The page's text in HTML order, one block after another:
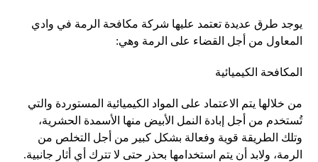
يوجد طرق عديدة تعتمد عليها شركة مكافحة الرمة في وادي
المعاول من أجل القضاء على الرمة وهي:
المكافحة الكيميائية
من خلالها يتم الاعتماد على المواد الكيميائية المستوردة والتي
تُستخدم من أجل إبادة النمل الأبيض منها الأسمدة الحشرية،
وتلك الطريقة قوية وفعالة بشكل كبير من أجل التخلص من
الرمة، ولابد أن يتم استخدامها بحذر حتى لا تترك أي أثار جانبية.